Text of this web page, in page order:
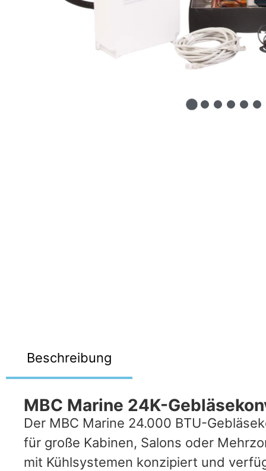
Beschreibung
MBC Marine 24K-
Der MBC Marine 24.000 BTU-
für große Kabinen, Salons oder
mit Kühlsystemen konzipiert und